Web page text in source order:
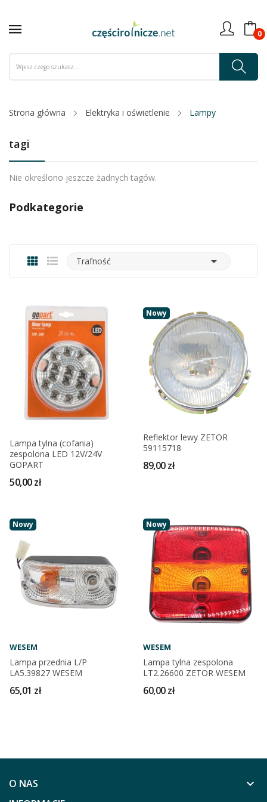
0
Strona główna Elektryka i oświetlenie Lampy
tagi
Nie określono jeszcze żadnych tagów.
Podkategorie
Trafność 
Lampa tylna (cofania)
zespolona LED 12V/24V
GOPART
50,00 zł
Nowy
Reflektor lewy ZETOR
59115718
89,00 zł
Nowy
WESEM
Lampa przednia L/P
LA5.39827 WESEM
65,01 zł
Nowy
WESEM
Lampa tylna zespolona
LT2.26600 ZETOR WESEM
60,00 zł
O NAS keyboard_arrow_down